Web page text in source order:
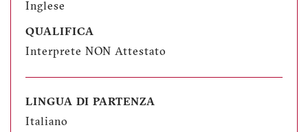
Inglese
QUALIFICA
Interprete NON Attestato
LINGUA DI PARTENZA
Italiano